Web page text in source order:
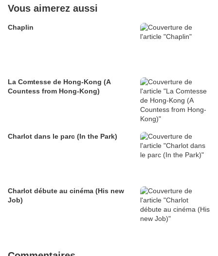
Vous aimerez aussi
Chaplin
La Comtesse de Hong-Kong (A
Countess from Hong-Kong)
Charlot dans le parc (In the Park)
Charlot débute au cinéma (His new
Job)